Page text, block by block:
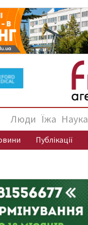
Люди Їжа Наука
Публікації